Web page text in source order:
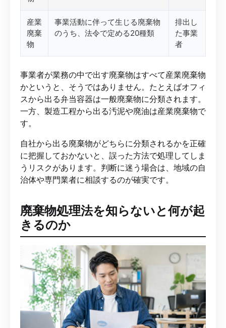
産業
廃棄
物
事業活動に伴って生じる廃棄物
のうち、法令で定める20種類
排出し
た事業
者
事業者が業務の中で出す廃棄物はすべて産業廃棄物
かというと、そうではありません。たとえばオフィ
スから出る弁当容器は一般廃棄物に分類されます。
一方、製造工程から出る汚泥や廃油は産業廃棄物で
す。
自社から出る廃棄物がどちらに分類されるかを正確
に把握しておかないと、誤った方法で処理してしま
うリスクがあります。判断に迷う場合は、地域の自
治体や専門業者に相談するのが確実です。
廃棄物処理法を知らないと何が起
きるのか